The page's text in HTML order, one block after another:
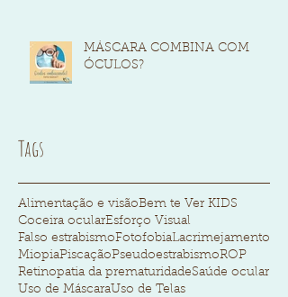
MÁSCARA COMBINA COM
ÓCULOS?
Tags
Alimentação e visãoBem te Ver KIDS
Coceira ocularEsforço Visual
Falso estrabismoFotofobiaLacrimejamento
MiopiaPiscaçãoPseudoestrabismoROP
Retinopatia da prematuridadeSaúde ocular
Uso de MáscaraUso de Telas